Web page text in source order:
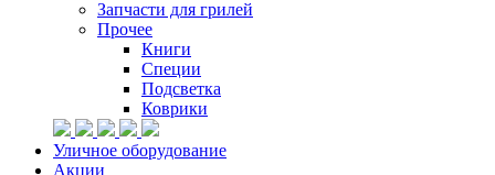
Запчасти для грилей
Прочее
Книги
Специи
Подсветка
Коврики
Уличное оборудование
Акции